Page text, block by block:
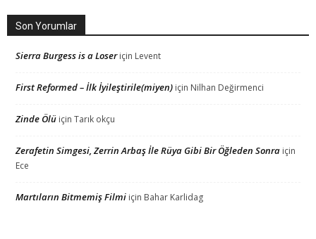
Son Yorumlar
Sierra Burgess is a Loseriçin Levent
First Reformed – İlk İyileştirile(miyen) için Nilhan Değirmenci
Zinde Ölü için Tarık okçu
Zerafetin Simgesi, Zerrin Arbaş İle Rüya Gibi Bir Öğleden Sonra için
Ece
Martıların Bitmemiş Filmi için Bahar Karlidag